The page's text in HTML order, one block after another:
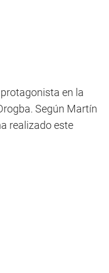
en la
Según Martín
realizado este